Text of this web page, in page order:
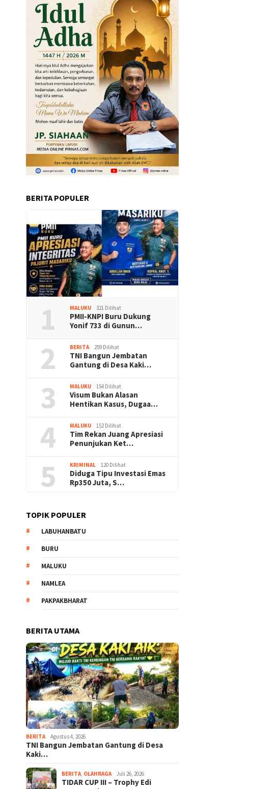
BERITA POPULER
1 MALUKU 321 Dilihat
PMII-KNPI Buru Dukung
Yonif 733 di Gunun…
2 BERITA 259 Dilihat
TNI Bangun Jembatan
Gantung di Desa Kaki…
3 MALUKU 154 Dilihat
Visum Bukan Alasan
Hentikan Kasus, Dugaa…
4 MALUKU 152 Dilihat
Tim Rekan Juang Apresiasi
Penunjukan Ket…
5 KRIMINAL 120 Dilihat
Diduga Tipu Investasi Emas
Rp350 Juta, S…
TOPIK POPULER
LABUHANBATU
BURU
MALUKU
NAMLEA
PAKPAKBHARAT
BERITA UTAMA
BERITA Agustus 4, 2026
TNI Bangun Jembatan Gantung di Desa
Kaki…
BERITA, OLAHRAGA Juli 26, 2026
TIDAR CUP III – Trophy Edi